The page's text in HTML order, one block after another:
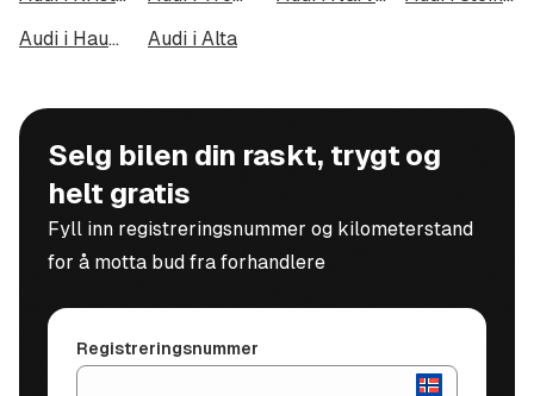
Audi i Haugesund
Audi i Alta
Selg bilen din raskt, trygt og
helt gratis
Fyll inn registreringsnummer og kilometerstand
for å motta bud fra forhandlere
Registreringsnummer